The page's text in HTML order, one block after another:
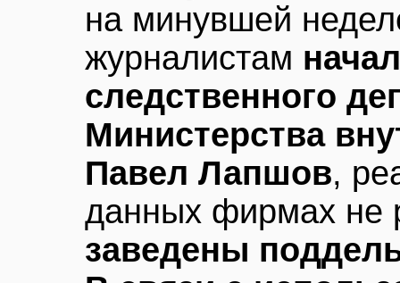
на минувшей
журналистам
следственного
Министерства
Павел Лапшов,
данных фирмах не
заведены